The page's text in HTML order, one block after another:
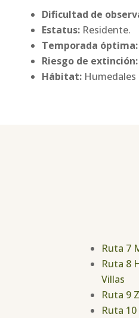
Dificultad de
Estatus: Residente.
Temporada óptima:
Riesgo de extinción:
Hábitat:Humedales
Ruta 7
Ruta 8
Villas
Ruta 9
Ruta